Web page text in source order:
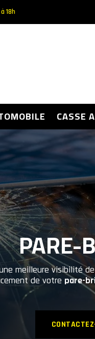
18h
CASSE
PARE-
meilleure visibilité
de votre pare-